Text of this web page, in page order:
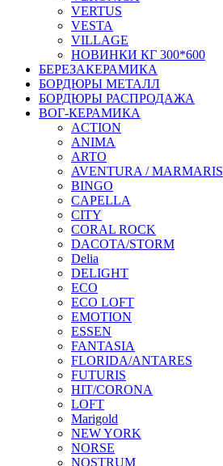
VERTUS
VESTA
VILLAGE
НОВИНКИ КГ 300*600
БЕРЕЗАКЕРАМИКА
БОРДЮРЫ МЕТАЛЛ
БОРДЮРЫ РАСПРОДАЖА
ВОГ-КЕРАМИКА
ACTION
ANIMA
ARTO
AVENTURA / MARMARIS
BINGO
CAPELLA
CITY
CORAL ROCK
DACOTA/STORM
Delia
DELIGHT
ECO
ECO LOFT
EMOTION
ESSEN
FANTASIA
FLORIDA/ANTARES
FUTURIS
HIT/CORONA
LOFT
Marigold
NEW YORK
NORSE
NOSTRUM